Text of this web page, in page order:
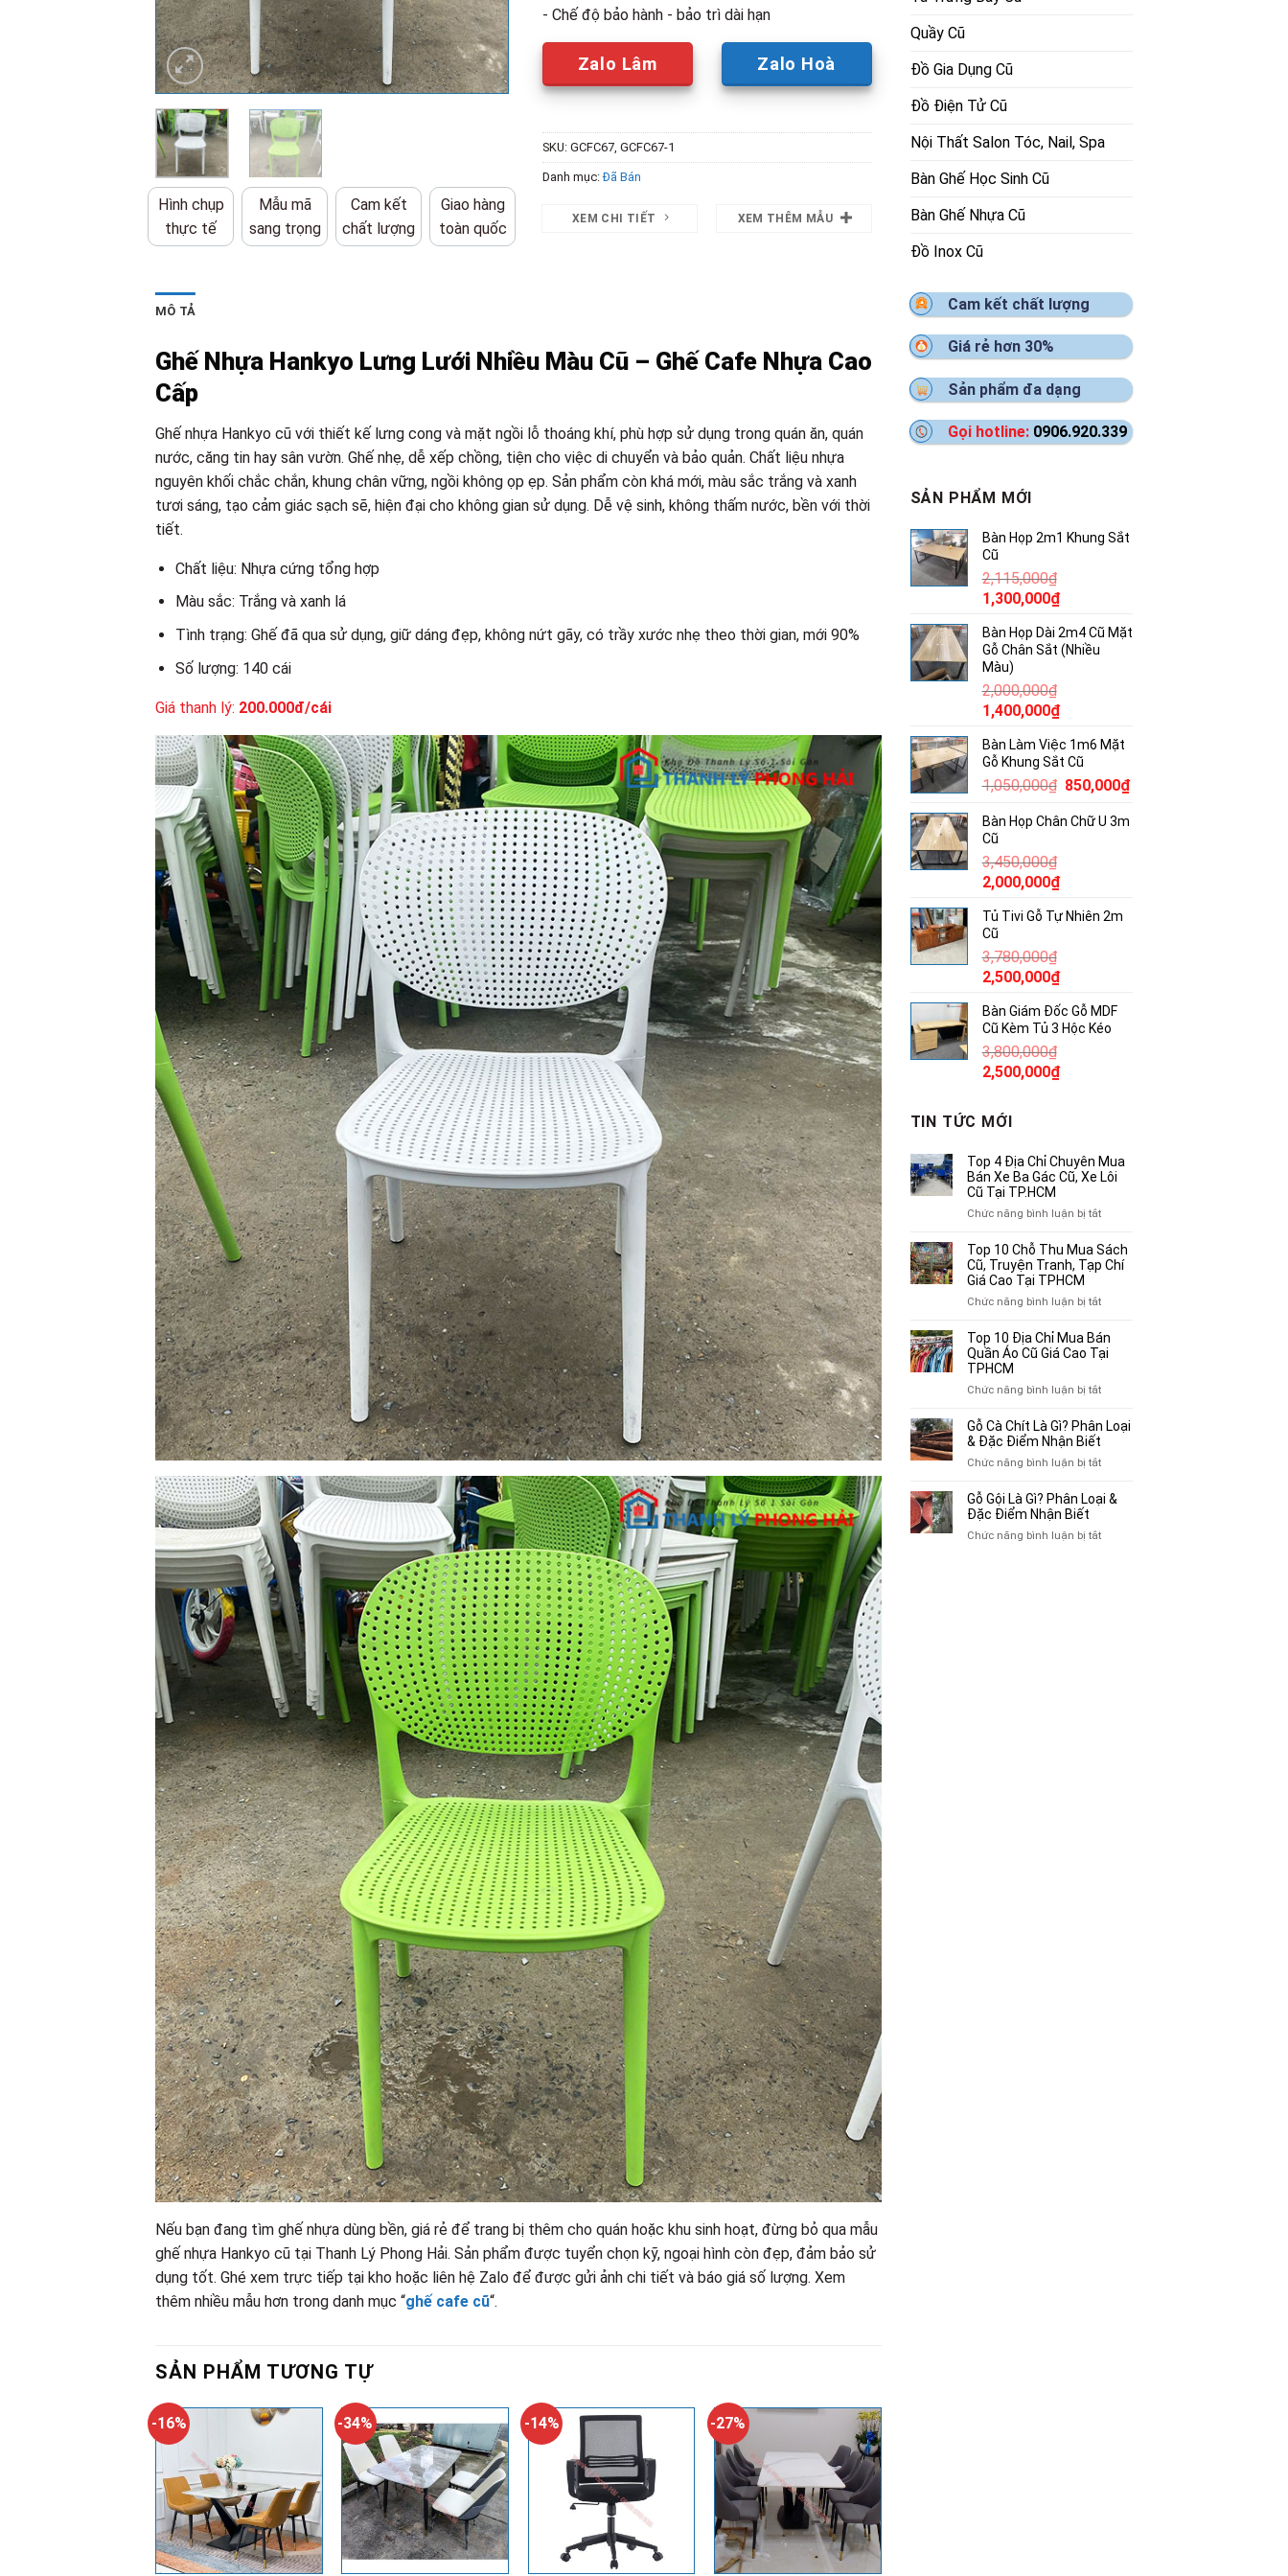
Hình chụp
thực tế
Mẫu mã
sang trọng
Cam kết
chất lượng
Giao hàng
toàn quốc
- Chế độ bảo hành - bảo trì dài hạn
Zalo Lâm Zalo Hoà
SKU: GCFC67, GCFC67-1
Danh mục:Đã Bán
XEM CHI TIẾT XEM THÊM MẪU
MÔ TẢ
Ghế Nhựa Hankyo Lưng Lưới Nhiều Màu Cũ – Ghế Cafe Nhựa Cao
Cấp
Ghế nhựa Hankyo cũ với thiết kế lưng cong và mặt ngồi lỗ thoáng khí, phù hợp sử dụng trong quán ăn, quán
nước, căng tin hay sân vườn. Ghế nhẹ, dễ xếp chồng, tiện cho việc di chuyển và bảo quản. Chất liệu nhựa
nguyên khối chắc chắn, khung chân vững, ngồi không ọp ẹp. Sản phẩm còn khá mới, màu sắc trắng và xanh
tươi sáng, tạo cảm giác sạch sẽ, hiện đại cho không gian sử dụng. Dễ vệ sinh, không thấm nước, bền với thời
tiết.
Chất liệu: Nhựa cứng tổng hợp
Màu sắc: Trắng và xanh lá
Tình trạng: Ghế đã qua sử dụng, giữ dáng đẹp, không nứt gãy, có trầy xước nhẹ theo thời gian, mới 90%
Số lượng: 140 cái
Giá thanh lý: 200.000đ/cái
Nếu bạn đang tìm ghế nhựa dùng bền, giá rẻ để trang bị thêm cho quán hoặc khu sinh hoạt, đừng bỏ qua mẫu
ghế nhựa Hankyo cũ tại Thanh Lý Phong Hải. Sản phẩm được tuyển chọn kỹ, ngoại hình còn đẹp, đảm bảo sử
dụng tốt. Ghé xem trực tiếp tại kho hoặc liên hệ Zalo để được gửi ảnh chi tiết và báo giá số lượng. Xem
thêm nhiều mẫu hơn trong danh mục “ghế cafe cũ“.
SẢN PHẨM TƯƠNG TỰ
-16% -34% -14% -27%
Quầy Cũ
Đồ Gia Dụng Cũ
Đồ Điện Tử Cũ
Nội Thất Salon Tóc, Nail, Spa
Bàn Ghế Học Sinh Cũ
Bàn Ghế Nhựa Cũ
Đồ Inox Cũ
Cam kết chất lượng
Giá rẻ hơn 30%
Sản phẩm đa dạng
Gọi hotline: 0906.920.339
SẢN PHẨM MỚI
Bàn Họp 2m1 Khung Sắt
Cũ
2,115,000₫
Giá
là:
2,115,000₫.
1,300,000₫Giá
tại
là:
Bàn Họp Dài 2m4 Cũ Mặt
Gỗ Chân Sắt (Nhiều
Màu)
2,000,000₫
Giá
là:
2,000,000₫.
1,400,000₫Giá
tại
là:
1,400,000₫.
Bàn Làm Việc 1m6 Mặt
Gỗ Khung Sắt Cũ
1,050,000₫ Giá
là:
850,000₫Giá
Bàn Họp Chân Chữ U 3m
Cũ
3,450,000₫
Giá
là:
3,450,000₫.
2,000,000₫Giá
tại
Tủ Tivi Gỗ Tự Nhiên 2m
Cũ
3,780,000₫
Giá
là:
3,780,000₫.
2,500,000₫Giá
tại
là:
Bàn Giám Đốc Gỗ MDF
Cũ Kèm Tủ 3 Hộc Kéo
3,800,000₫
Giá
là:
3,800,000₫.
2,500,000₫Giá
2,500,000₫.
TIN TỨC MỚI
Top 4 Địa Chỉ Chuyên Mua
Bán Xe Ba Gác Cũ, Xe Lôi
Cũ Tại TP.HCM
Chức năng bình luận bị tắtở
4
Địa
Xe
Ba
Cũ,
Lôi
Cũ
Tại
Top 10 Chỗ Thu Mua Sách
Cũ, Truyện Tranh, Tạp Chí
Giá Cao Tại TPHCM
Chức năng bình luận bị tắtở
10
Chỗ
Truyện
Tranh,
Tạp
Giá
Tại
Top 10 Địa Chỉ Mua Bán
Quần Áo Cũ Giá Cao Tại
TPHCM
Chức năng bình luận bị tắtở
10
Địa
Mua
Quần
Cũ
Gỗ Cà Chít Là Gì? Phân Loại
& Đặc Điểm Nhận Biết
Chức năng bình luận bị tắtở
Cà
Gì?
Gỗ Gội Là Gì? Phân Loại &
Đặc Điểm Nhận Biết
Chức năng bình luận bị tắtở